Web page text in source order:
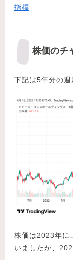
指標
株価のチ
下記は5年分の週
株価は2023年に
いましたが、